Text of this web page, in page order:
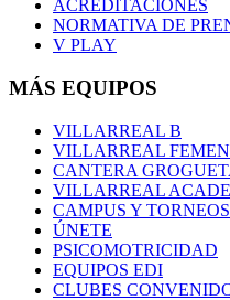
ACREDITACIONES
NORMATIVA DE
V PLAY
MÁS EQUIPOS
VILLARREAL B
VILLARREAL
CANTERA
VILLARREAL
CAMPUS Y TORNEOS
ÚNETE
PSICOMOTRICIDAD
EQUIPOS EDI
CLUBES